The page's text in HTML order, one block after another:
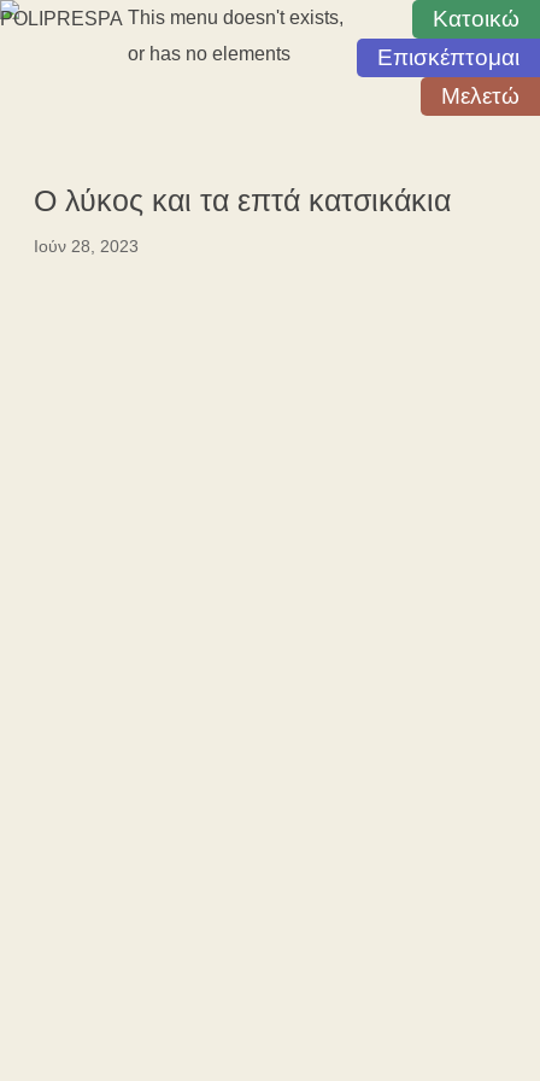
This menu doesn't exists,
or has no elements
Κατοικώ
Επισκέπτομαι
Μελετώ
Ο λύκος και τα επτά κατσικάκια
Ιούν 28, 2023